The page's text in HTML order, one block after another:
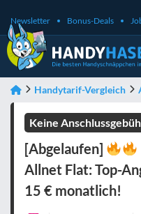
Newsletter Bonus-Deals
Handytarif-Vergleich
Keine
[Abgelaufen]
Allnet Flat: Top-
15 € monatlich!